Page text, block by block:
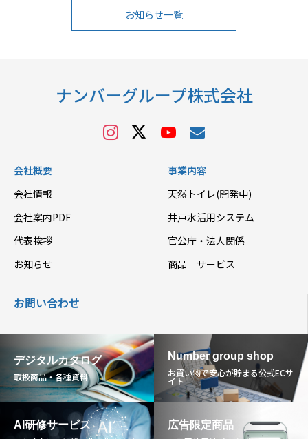
お知らせ一覧
ナンバーグループ株式会社
会社概要
会社情報
会社案内PDF
代表挨拶
お知らせ
事業内容
天然トイレ(開発中)
井戸水活用システム
官公庁・法人関係
商品｜サービス
お問い合わせ
デジタルカタログ
取扱商品・各種資料
Number group shop
お買い物で安心が貯まる公式ECサ
イト
AI研修サービス
広告限定商品